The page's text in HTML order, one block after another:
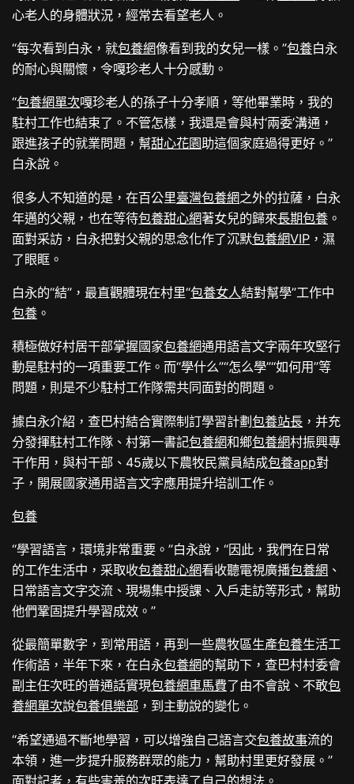
心老人的身體狀況，經常去看望老人。
“每次看到白永，就包養網像看到我的女兒一樣。”包養白永
的耐心與關懷，令嘎珍老人十分感動。
“包養網單次嘎珍老人的孫子十分孝順，等他畢業時，我的
駐村工作也結束了。不管怎樣，我還是會與村‘兩委’溝通，
跟進孩子的就業問題，幫甜心花園助這個家庭過得更好。”
白永說。
很多人不知道的是，在百公里臺灣包養網之外的拉薩，白永
年邁的父親，也在等待包養甜心網著女兒的歸來長期包養 。
面對采訪，白永把對父親的思念化作了沉默包養網VIP ，濕
了眼眶。
白永的“結”，最直觀體現在村里“包養女人結對幫學”工作中
包養 。
積極做好村居干部掌握國家包養網通用語言文字兩年攻堅行
動是駐村的一項重要工作。而“學什么”“怎么學”“如何用”等
問題，則是不少駐村工作隊需共同面對的問題。
據白永介紹，查巴村結合實際制訂學習計劃包養站長 ，并充
分發揮駐村工作隊、村第一書記包養網和鄉包養網村振興專
干作用，與村干部、45歲以下農牧民黨員結成包養app對
子，開展國家通用語言文字應用提升培訓工作。
包養
“學習語言，環境非常重要。”白永說，“因此，我們在日常
的工作生活中，采取收包養甜心網看收聽電視廣播包養網 、
日常語言文字交流、現場集中授課、入戶走訪等形式，幫助
他們鞏固提升學習成效。”
從最簡單數字，到常用語，再到一些農牧區生產包養生活工
作術語，半年下來，在白永包養網的幫助下，查巴村村委會
副主任次旺的普通話實現包養網車馬費了由不會說、不敢包
養網單次說包養俱樂部 ，到主動說的變化。
“希望通過不斷地學習，可以增強自己語言交包養故事流的
本領，進一步提升服務群眾的能力，幫助村里更好發展。”
面對記者，有些害羞的次旺表達了自己的想法。